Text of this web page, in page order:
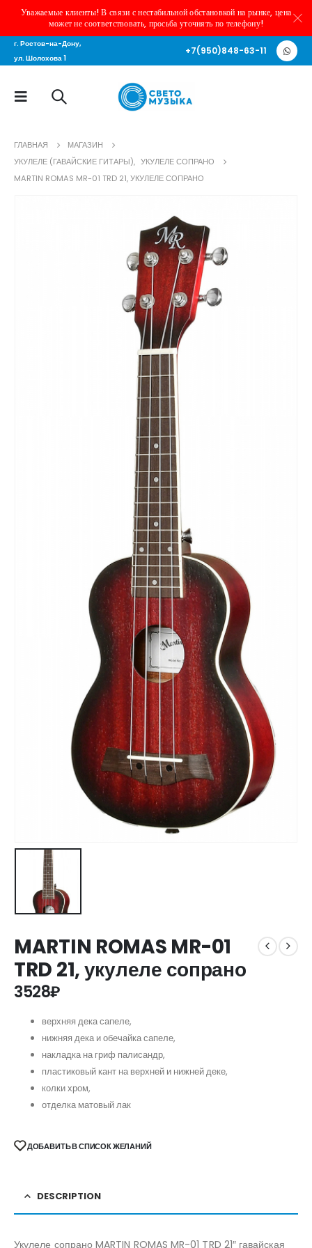
Уважаемые клиенты! В связи с нестабильной обстановкой на рынке, цена
может не соответствовать, просьба уточнять по телефону!
г. Ростов-на-Дону,
ул. Шолохова 1
+7(950)848-63-11
ГЛАВНАЯ
МАГАЗИН
УКУЛЕЛЕ (ГАВАЙСКИЕ ГИТАРЫ), УКУЛЕЛЕ СОПРАНО
MARTIN ROMAS MR-01 TRD 21, УКУЛЕЛЕ СОПРАНО
MARTIN ROMAS MR-01
TRD 21, укулеле сопрано
3528₽
верхняя дека сапеле,
нижняя дека и обечайка сапеле,
накладка на гриф палисандр,
пластиковый кант на верхней и нижней деке,
колки хром,
отделка матовый лак
ДОБАВИТЬ В СПИСОК ЖЕЛАНИЙ
DESCRIPTION
Укулеле сопрано MARTIN ROMAS MR-01 TRD 21″ гавайская